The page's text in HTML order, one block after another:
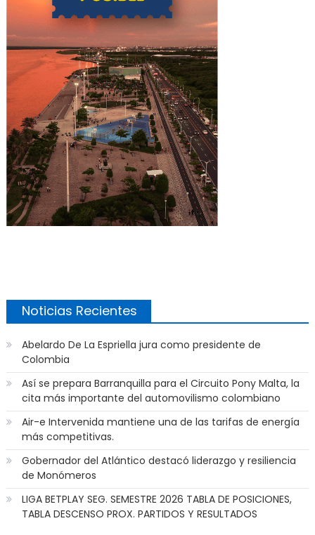
Noticias Recientes
Abelardo De La Espriella jura como presidente de
Colombia
Así se prepara Barranquilla para el Circuito Pony Malta, la
cita más importante del automovilismo colombiano
Air-e Intervenida mantiene una de las tarifas de energía
más competitivas.
Gobernador del Atlántico destacó liderazgo y resiliencia
de Monómeros
LIGA BETPLAY SEG. SEMESTRE 2026 TABLA DE POSICIONES,
TABLA DESCENSO PROX. PARTIDOS Y RESULTADOS